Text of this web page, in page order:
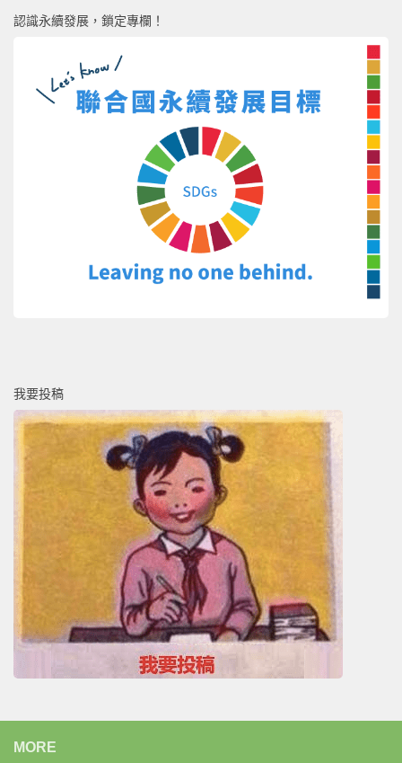
認識永續發展，鎖定專欄！
我要投稿
MORE